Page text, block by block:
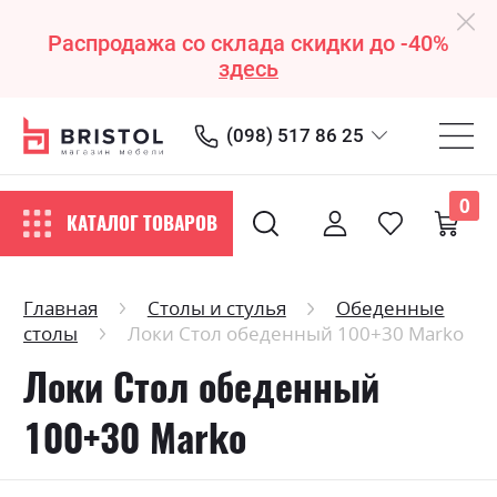
Распродажа со склада скидки до -40%
здесь
(098) 517 86 25
КАТАЛОГ ТОВАРОВ
0
Главная Столы и стулья
Обеденные
столы
Локи Стол обеденный 100+30 Marko
Локи Стол обеденный
100+30 Marko